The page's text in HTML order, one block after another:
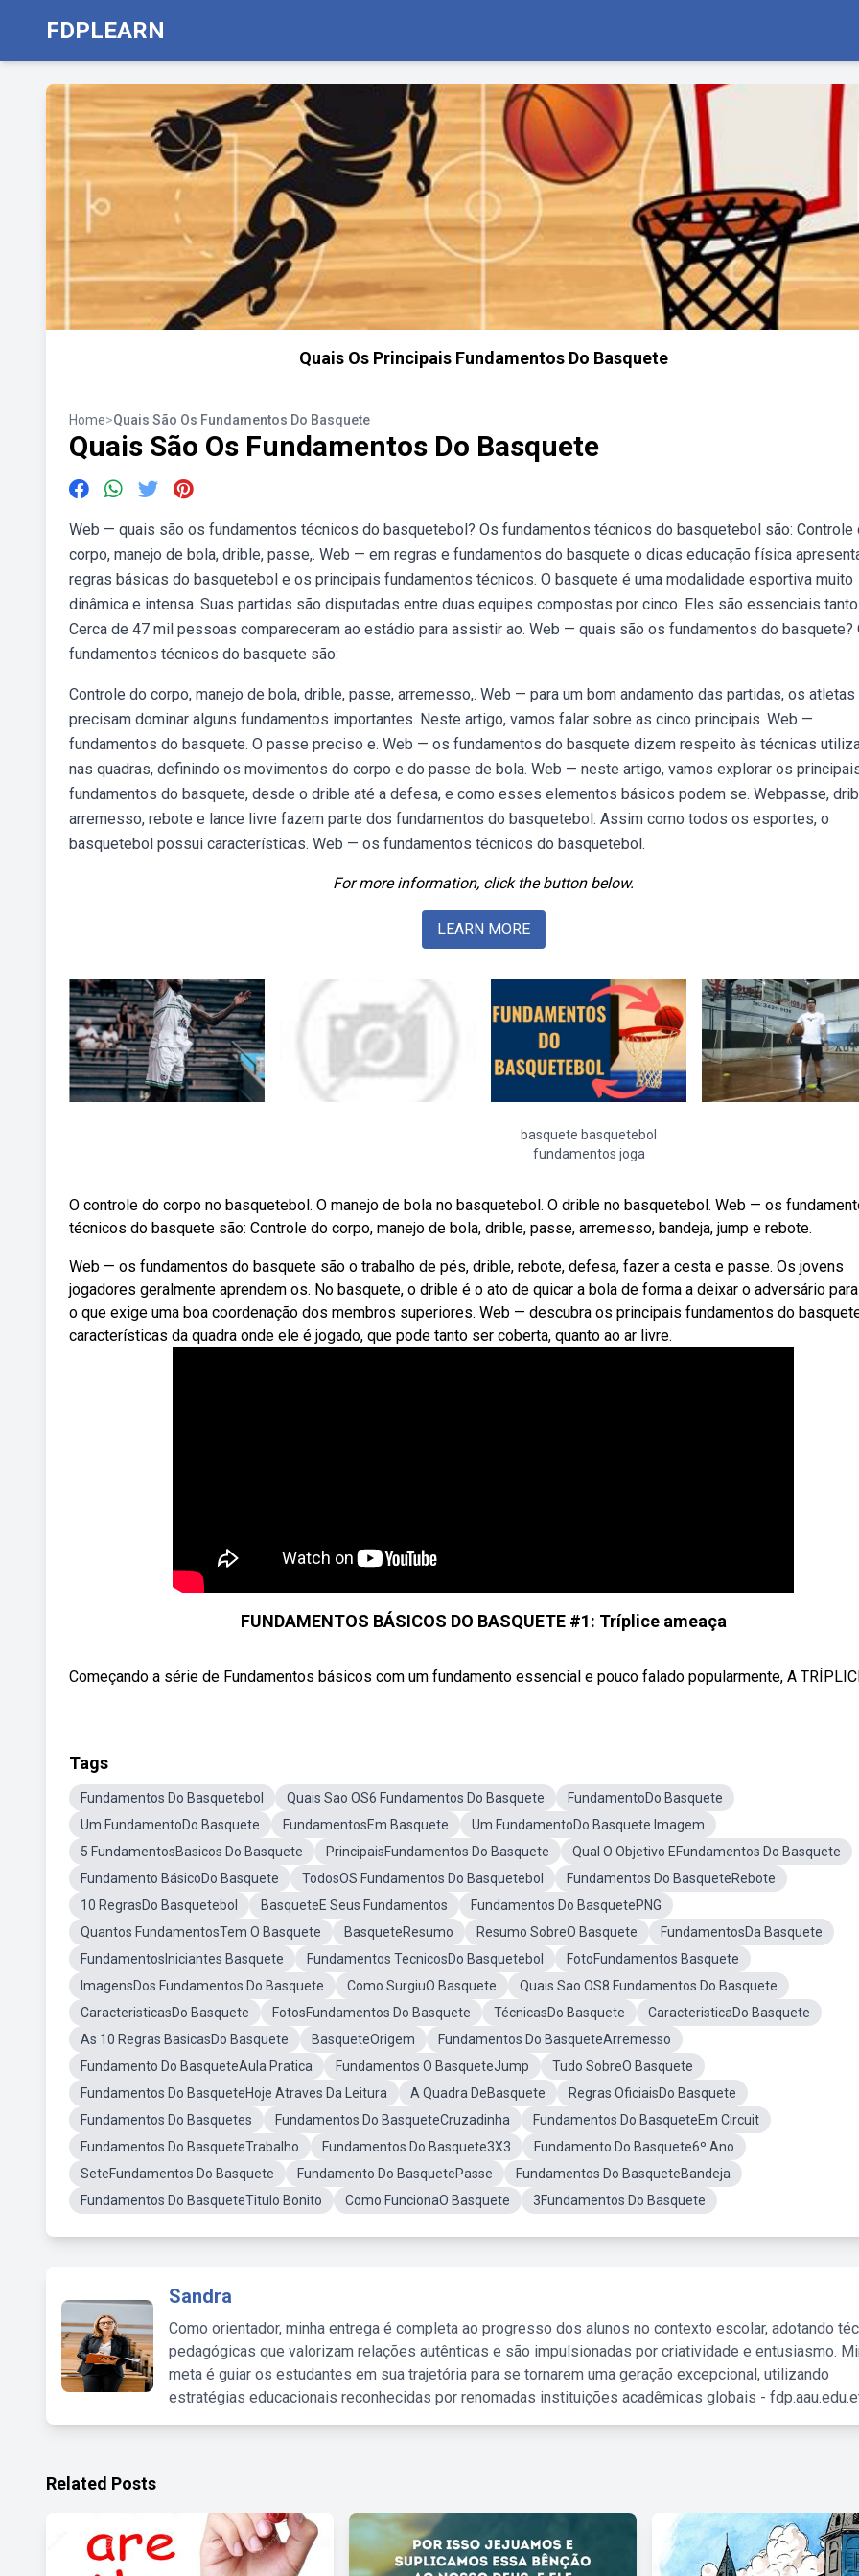
FDPLEARN
Quais Os Principais Fundamentos Do Basquete
Home>Quais São Os Fundamentos Do Basquete
Quais São Os Fundamentos Do Basquete
Web — quais são os fundamentos técnicos do basquetebol? Os fundamentos técnicos do basquetebol são: Controle
corpo, manejo de bola, drible, passe,. Web — em regras e fundamentos do basquete o dicas educação física
regras básicas do basquetebol e os principais fundamentos técnicos. O basquete é uma modalidade esportiva muito
dinâmica e intensa. Suas partidas são disputadas entre duas equipes compostas por cinco. Eles são essenciais tanto
Cerca de 47 mil pessoas compareceram ao estádio para assistir ao. Web — quais são os fundamentos do basquete?
fundamentos técnicos do basquete são:
Controle do corpo, manejo de bola, drible, passe, arremesso,. Web — para um bom andamento das partidas, os atletas
precisam dominar alguns fundamentos importantes. Neste artigo, vamos falar sobre as cinco principais. Web —
fundamentos do basquete. O passe preciso e. Web — os fundamentos do basquete dizem respeito às técnicas
nas quadras, definindo os movimentos do corpo e do passe de bola. Web — neste artigo, vamos explorar os
fundamentos do basquete, desde o drible até a defesa, e como esses elementos básicos podem se. Webpasse,
arremesso, rebote e lance livre fazem parte dos fundamentos do basquetebol. Assim como todos os esportes, o
basquetebol possui características. Web — os fundamentos técnicos do basquetebol.
For more information, click the button below.
LEARN MORE
basquete basquetebol
fundamentos joga
O controle do corpo no basquetebol. O manejo de bola no basquetebol. O drible no basquetebol. Web — os
técnicos do basquete são: Controle do corpo, manejo de bola, drible, passe, arremesso, bandeja, jump e rebote.
Web — os fundamentos do basquete são o trabalho de pés, drible, rebote, defesa, fazer a cesta e passe. Os jovens
jogadores geralmente aprendem os. No basquete, o drible é o ato de quicar a bola de forma a deixar o adversário
o que exige uma boa coordenação dos membros superiores. Web — descubra os principais fundamentos do
características da quadra onde ele é jogado, que pode tanto ser coberta, quanto ao ar livre.
FUNDAMENTOS BÁSICOS DO BASQUETE #1: Tríplice ameaça
Começando a série de Fundamentos básicos com um fundamento essencial e pouco falado popularmente, A
Tags
Fundamentos Do Basquetebol Quais Sao OS6 Fundamentos Do Basquete
FundamentoDo Basquete
Um FundamentoDo Basquete
FundamentosEm Basquete
Um FundamentoDo Basquete Imagem
5 FundamentosBasicos Do Basquete
PrincipaisFundamentos Do Basquete
Qual O Objetivo EFundamentos Do Basquete
Fundamento BásicoDo Basquete
TodosOS Fundamentos Do Basquetebol
Fundamentos Do BasqueteRebote
10 RegrasDo Basquetebol
BasqueteE Seus Fundamentos
Fundamentos Do BasquetePNG
Quantos FundamentosTem O Basquete
BasqueteResumo Resumo SobreO Basquete
FundamentosDa Basquete
FundamentosIniciantes Basquete
Fundamentos TecnicosDo Basquetebol
FotoFundamentos Basquete
ImagensDos Fundamentos Do Basquete
Como SurgiuO Basquete
Quais Sao OS8 Fundamentos Do Basquete
CaracteristicasDo Basquete
FotosFundamentos Do Basquete TécnicasDo Basquete
CaracteristicaDo Basquete
As 10 Regras BasicasDo Basquete
BasqueteOrigem
Fundamentos Do BasqueteArremesso
Fundamento Do BasqueteAula Pratica
Fundamentos O BasqueteJump
Tudo SobreO Basquete
Fundamentos Do BasqueteHoje Atraves Da Leitura
A Quadra DeBasquete
Regras OficiaisDo Basquete
Fundamentos Do Basquetes
Fundamentos Do BasqueteCruzadinha
Fundamentos Do BasqueteEm Circuit
Fundamentos Do BasqueteTrabalho
Fundamentos Do Basquete3X3
Fundamento Do Basquete6º Ano
SeteFundamentos Do Basquete
Fundamento Do BasquetePasse
Fundamentos Do BasqueteBandeja
Fundamentos Do BasqueteTitulo Bonito
Como FuncionaO Basquete 3Fundamentos Do Basquete
Sandra
Como orientador, minha entrega é completa ao progresso dos alunos no contexto escolar, adotando
pedagógicas que valorizam relações autênticas e são impulsionadas por criatividade e entusiasmo.
meta é guiar os estudantes em sua trajetória para se tornarem uma geração excepcional, utilizando
estratégias educacionais reconhecidas por renomadas instituições acadêmicas globais -
Related Posts